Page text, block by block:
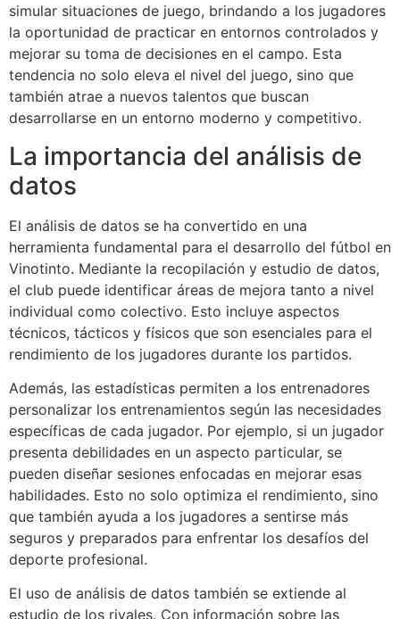
simular situaciones de juego, brindando a los jugadores
la oportunidad de practicar en entornos controlados y
mejorar su toma de decisiones en el campo. Esta
tendencia no solo eleva el nivel del juego, sino que
también atrae a nuevos talentos que buscan
desarrollarse en un entorno moderno y competitivo.
La importancia del análisis de
datos
El análisis de datos se ha convertido en una
herramienta fundamental para el desarrollo del fútbol en
Vinotinto. Mediante la recopilación y estudio de datos,
el club puede identificar áreas de mejora tanto a nivel
individual como colectivo. Esto incluye aspectos
técnicos, tácticos y físicos que son esenciales para el
rendimiento de los jugadores durante los partidos.
Además, las estadísticas permiten a los entrenadores
personalizar los entrenamientos según las necesidades
específicas de cada jugador. Por ejemplo, si un jugador
presenta debilidades en un aspecto particular, se
pueden diseñar sesiones enfocadas en mejorar esas
habilidades. Esto no solo optimiza el rendimiento, sino
que también ayuda a los jugadores a sentirse más
seguros y preparados para enfrentar los desafíos del
deporte profesional.
El uso de análisis de datos también se extiende al
estudio de los rivales. Con información sobre las